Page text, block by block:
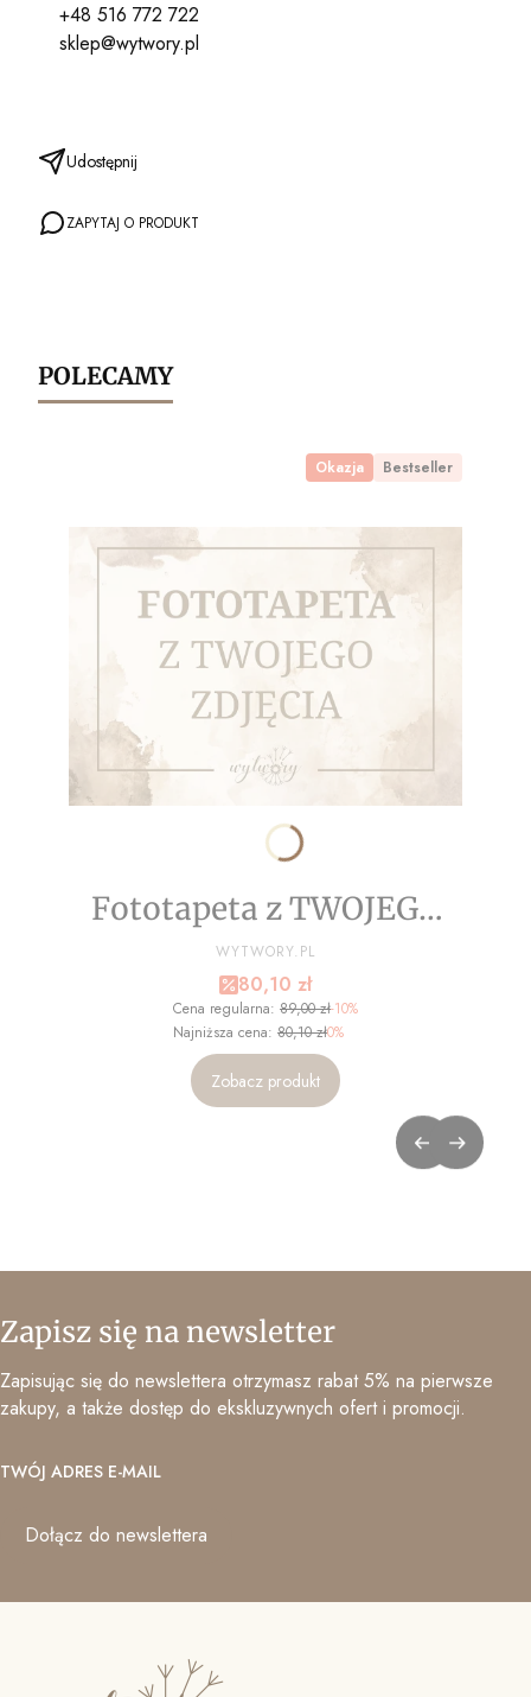
+48 516 772 722
sklep@wytwory.pl
Udostępnij
ZAPYTAJ O PRODUKT
POLECAMY
Okazja Bestseller
Fototapeta z TWOJEGO
ZDJĘCIA - NA WYMIAR
PRODUCENT
WYTWORY.PL
Cena promocyjna
80,10 zł
Cena regularna: 89,00 zł-10%
Najniższa cena: 80,10 zł0%
Zobacz produkt
Zapisz się na newsletter
Zapisując się do newslettera otrzymasz rabat 5% na pierwsze
zakupy, a także dostęp do ekskluzywnych ofert i promocji.
TWÓJ ADRES E-MAIL
Dołącz do newslettera